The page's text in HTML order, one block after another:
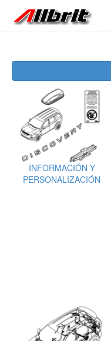
INFORMACIÓN Y
PERSONALIZACIÓN